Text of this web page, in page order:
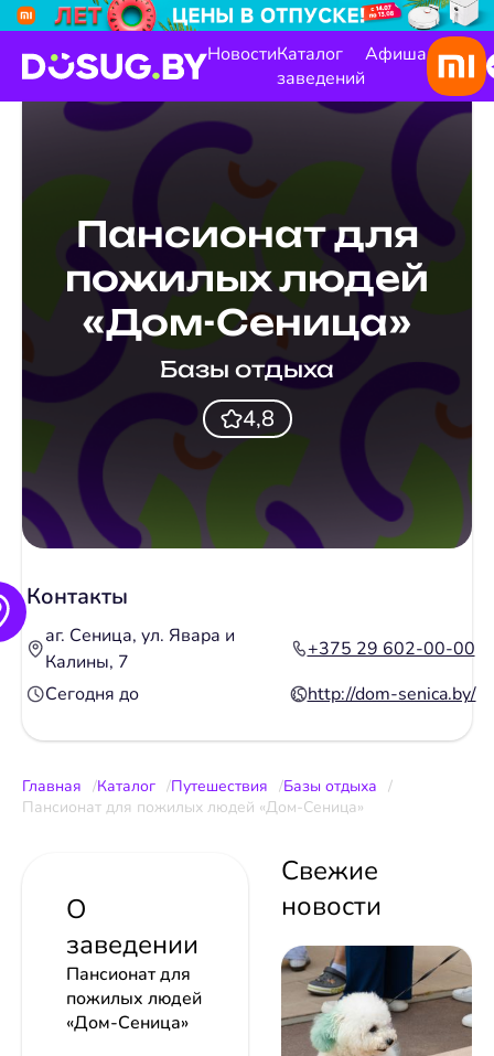
НовостиКаталог
заведений
Афиша
Пансионат для
пожилых людей
«Дом-Сеница»
Базы отдыха
4,8
Контакты
аг. Сеница, ул. Явара и
Калины, 7
+375 29 602-00-00
Сегодня до
http://dom-senica.by/
Главная Каталог Путешествия
Базы отдыха
Пансионат для пожилых людей «Дом-Сеница»
О
заведении
Пансионат для
пожилых людей
«Дом-Сеница»
Свежие
новости